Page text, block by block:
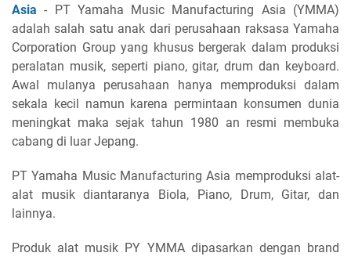
Asia - PT Yamaha Music Manufacturing Asia (YMMA)
adalah salah satu anak dari perusahaan raksasa Yamaha
Corporation Group yang khusus bergerak dalam produksi
peralatan musik, seperti piano, gitar, drum dan keyboard.
Awal mulanya perusahaan hanya memproduksi dalam
sekala kecil namun karena permintaan konsumen dunia
meningkat maka sejak tahun 1980 an resmi membuka
cabang di luar Jepang.
PT Yamaha Music Manufacturing Asia memproduksi alat-
alat musik diantaranya Biola, Piano, Drum, Gitar, dan
lainnya.
Produk alat musik PY YMMA dipasarkan dengan brand